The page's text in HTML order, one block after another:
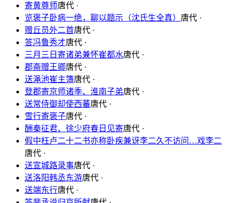
寄黄尊师唐代 ·
览褒子卧病一绝，聊以题示（沈氏生全真） 唐代 ·
赠丘员外二首唐代 ·
答冯鲁秀才唐代 ·
三月三日寄诸弟兼怀崔都水唐代 ·
郡斋赠王卿唐代 ·
送渑池崔主簿唐代 ·
登郡寄京师诸季、淮南子弟唐代 ·
送常侍御却使西蕃唐代 ·
雪行寄褒子唐代 ·
酬秦征君、徐少府春日见寄唐代 ·
假中枉卢二十二书亦称卧疾兼讶李二久不访问…戏李二
唐代 ·
送宣城路录事唐代 ·
送洛阳韩丞东游唐代 ·
送端东行唐代 ·